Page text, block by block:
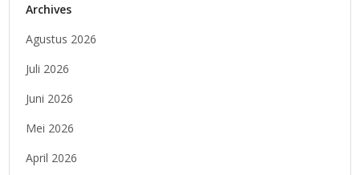
Archives
Agustus 2026
Juli 2026
Juni 2026
Mei 2026
April 2026